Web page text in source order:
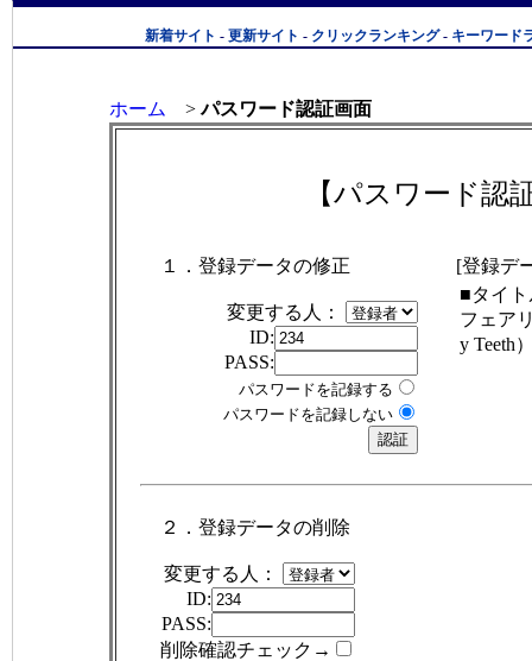
新着サイト - 更新サイト - クリックランキング- キーワード
ホーム >パスワード認証画面
【パスワード認
１．登録データの修正
変更する人：
ID:
PASS:
パスワードを記録する
パスワードを記録しない
[登録デ
■タイ
フェア
y Teeth
２．登録データの削除
変更する人：
ID:
PASS:
削除確認チェック→